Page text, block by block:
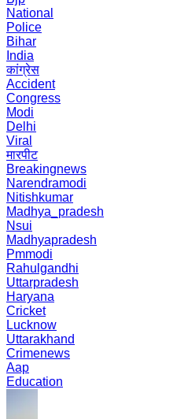
National
Police
Bihar
India
कांग्रेस
Accident
Congress
Modi
Delhi
Viral
मारपीट
Breakingnews
Narendramodi
Nitishkumar
Madhya_pradesh
Nsui
Madhyapradesh
Pmmodi
Rahulgandhi
Uttarpradesh
Haryana
Cricket
Lucknow
Uttarakhand
Crimenews
Aap
Education